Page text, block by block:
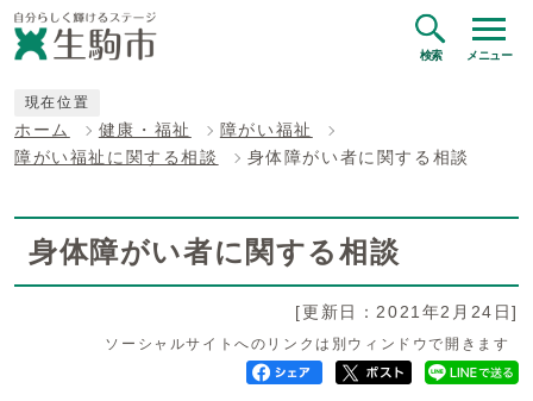
検索 メニュー
現在位置
ホーム 健康・福祉
障がい福祉
障がい福祉に関する相談
身体障がい者に関する相談
身体障がい者に関する相談
[更新日：2021年2月24日]
ソーシャルサイトへのリンクは別ウィンドウで開きます